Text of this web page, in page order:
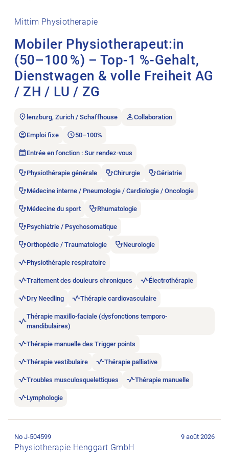
Mittim Physiotherapie
Mobiler Physiotherapeut:in
(50–100 %) – Top-1 %-Gehalt,
Dienstwagen & volle Freiheit AG
/ ZH / LU / ZG
lenzburg, Zurich / Schaffhouse Collaboration
Emploi fixe 50–100%
Entrée en fonction : Sur rendez-vous
Physiothérapie générale Chirurgie Gériatrie
Médecine interne / Pneumologie / Cardiologie / Oncologie
Médecine du sport Rhumatologie
Psychiatrie / Psychosomatique
Orthopédie / Traumatologie Neurologie
Physiothérapie respiratoire
Traitement des douleurs chroniques Électrothérapie
Dry Needling Thérapie cardiovasculaire
Thérapie maxillo-faciale (dysfonctions temporo-
mandibulaires)
Thérapie manuelle des Trigger points
Thérapie vestibulaire Thérapie palliative
Troubles musculosquelettiques Thérapie manuelle
Lymphologie
Physiotherapie Henggart GmbH
No J-504599 9 août 2026